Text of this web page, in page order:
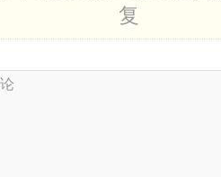
复